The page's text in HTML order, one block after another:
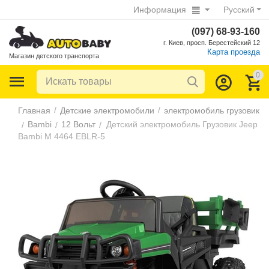
Русский
Информация
Магазин детского транспорта
(097) 68-93-160
г. Киев, просп. Берестейский 12
Карта проезда
0
Главная / Детские электромобили / электромобиль грузовик
/ Bambi / 12 Вольт / Детский электромобиль Грузовик Jeep
Bambi M 4464 EBLR-5